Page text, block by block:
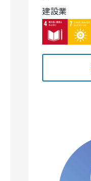
建設業
Image
Image